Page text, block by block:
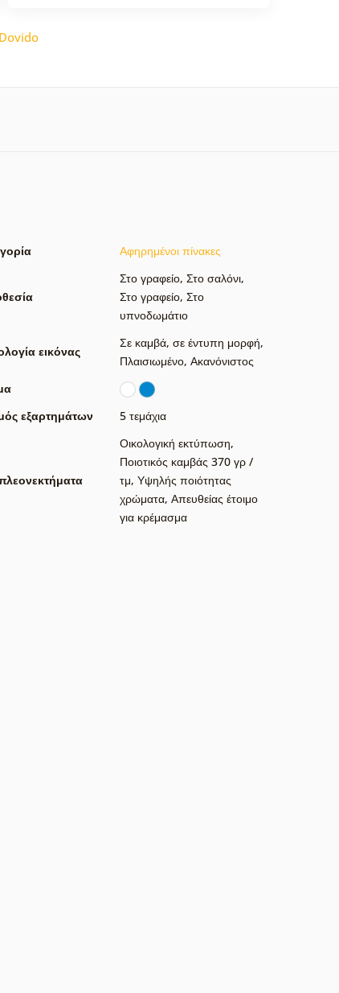
Dovido
Αφηρημένοι πίνακες
Στο γραφείο, Στο σαλόνι,
Στο γραφείο, Στο
υπνοδωμάτιο
εικόνας
Σε καμβά, σε έντυπη μορφή,
Πλαισιωμένο, Ακανόνιστος
εξαρτημάτων
5 τεμάχια
Οικολογική εκτύπωση,
Ποιοτικός καμβάς 370 γρ /
τμ, Υψηλής ποιότητας
χρώματα, Απευθείας έτοιμο
για κρέμασμα